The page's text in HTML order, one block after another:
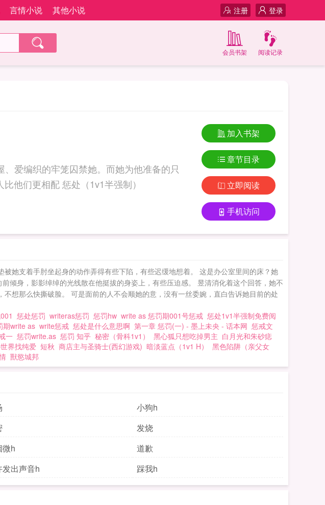
言情小说 其他小说 登录
注册
阅读记录
会员书架
爱编织的牢笼囚禁她。而她为他准备的只
有地下室以及冰冷的锁链。昱清觉得，这世上没有人比他们更相配 惩处（1v1半强制）
加入书架
章节目录
立即阅读
手机访问
她支着手肘坐起身的动作弄得有些下陷，有些迟缓地想着。 这是办公室里间的床？她
倾身，影影绰绰的光线散在他挺拔的身姿上，有些压迫感。 昱清消化着这个回答，她不
想那么快撕破脸。 可是面前的人不会顺她的意，没有一丝委婉，直白告诉她目前的处
惩处惩罚 writeras惩罚 惩罚hw write as 惩罚期001号惩戒 惩处1v1半强制免费阅
期write as write惩戒 惩处是什么意思啊 第一章 惩罚(一) - 墨上未央 - 话本网 惩戒文
一 惩罚write.as 惩罚 知乎 秘密（骨科1v1） 黑心狐只想吃掉男主 白月光和朱砂痣
界找纯爱 短秋 商店主与圣骑士(西幻游戏) 暗淡蓝点（1v1 H）
黑色陷阱（亲父女
獸慾城邦
小狗h
发烧
微h
道歉
发出声音h 踩我h